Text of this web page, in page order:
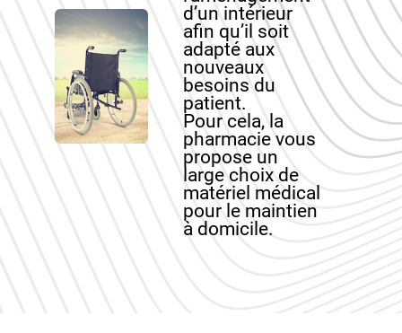
d’un intérieur
afin qu’il soit
adapté aux
nouveaux
besoins du
patient.
Pour cela, la
pharmacie vous
propose un
large choix de
matériel médical
pour le maintien
à domicile.